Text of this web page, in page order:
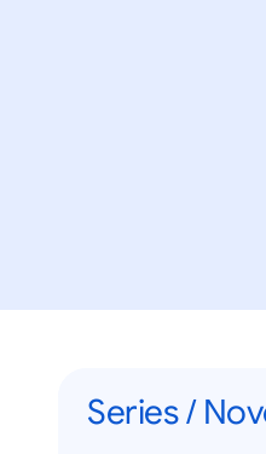
Series /